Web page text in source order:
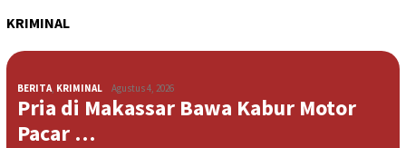
KRIMINAL
BERITA, KRIMINAL Agustus 4, 2026
Pria di Makassar Bawa Kabur Motor
Pacar …